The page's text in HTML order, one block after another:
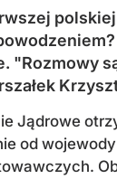
"Rozmowy
Jądrowe
od